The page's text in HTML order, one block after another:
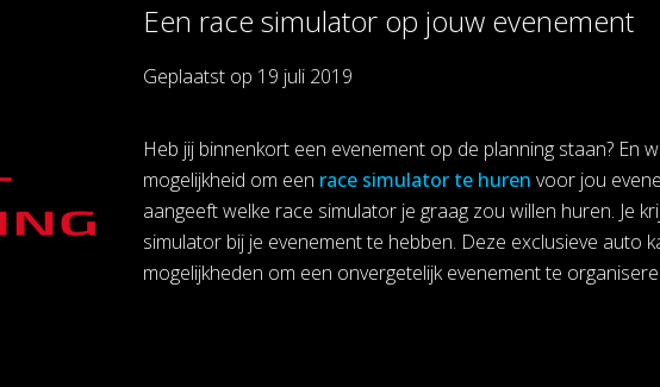
Een race simulator op jouw evenement
Geplaatst op 19 juli 2019
Heb jij binnenkort een evenement op de planning staan? En
mogelijkheid om een race simulator te huren voor jou
aangeeft welke race simulator je graag zou willen huren. Je
simulator bij je evenement te hebben. Deze exclusieve auto
mogelijkheden om een onvergetelijk evenement te